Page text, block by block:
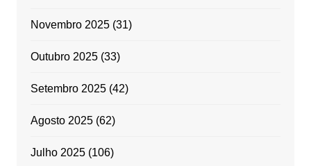
Novembro 2025(31)
Outubro 2025(33)
Setembro 2025(42)
Agosto 2025(62)
Julho 2025(106)